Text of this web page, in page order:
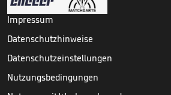
Impressum
Datenschutzhinweise
Datenschutzeinstellungen
Nutzungsbedingungen